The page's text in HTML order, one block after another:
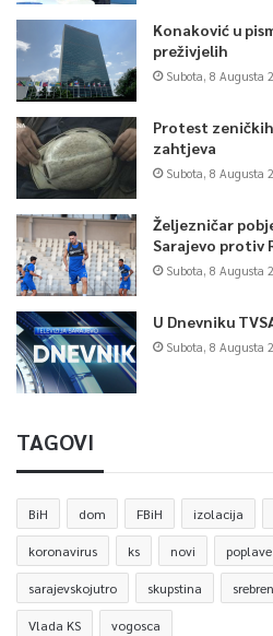
Konaković u
preživjelih
Subota, 8 Augusta
Protest
zahtjeva
Subota, 8 Augusta
Željezničar
Sarajevo protiv
Subota, 8 Augusta
U Dnevniku
Subota, 8 Augusta
TAGOVI
BiH dom FBiH izolacija
koronavirus ks novi poplave
sarajevskojutro skupstina
Vlada KS vogosca